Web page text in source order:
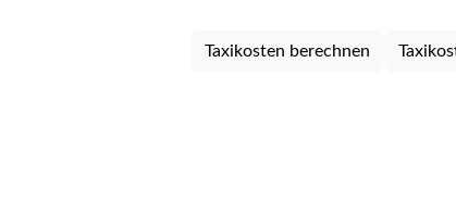
Taxikosten berechnen